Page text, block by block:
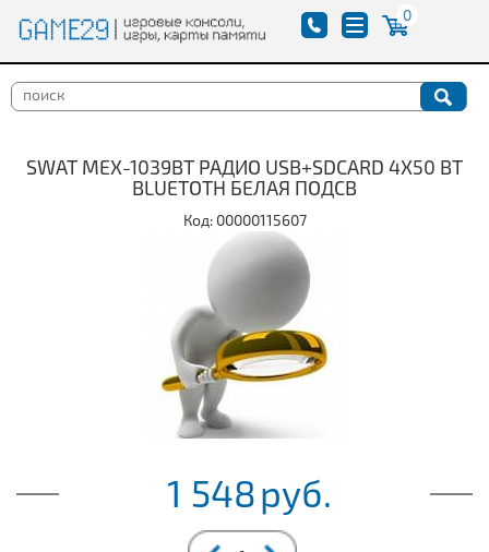
0
SWAT MEX-1039BT РАДИО USB+SDCARD 4Х50 ВТ
BLUETOTH БЕЛАЯ ПОДСВ
Код: 00000115607
1 548руб.